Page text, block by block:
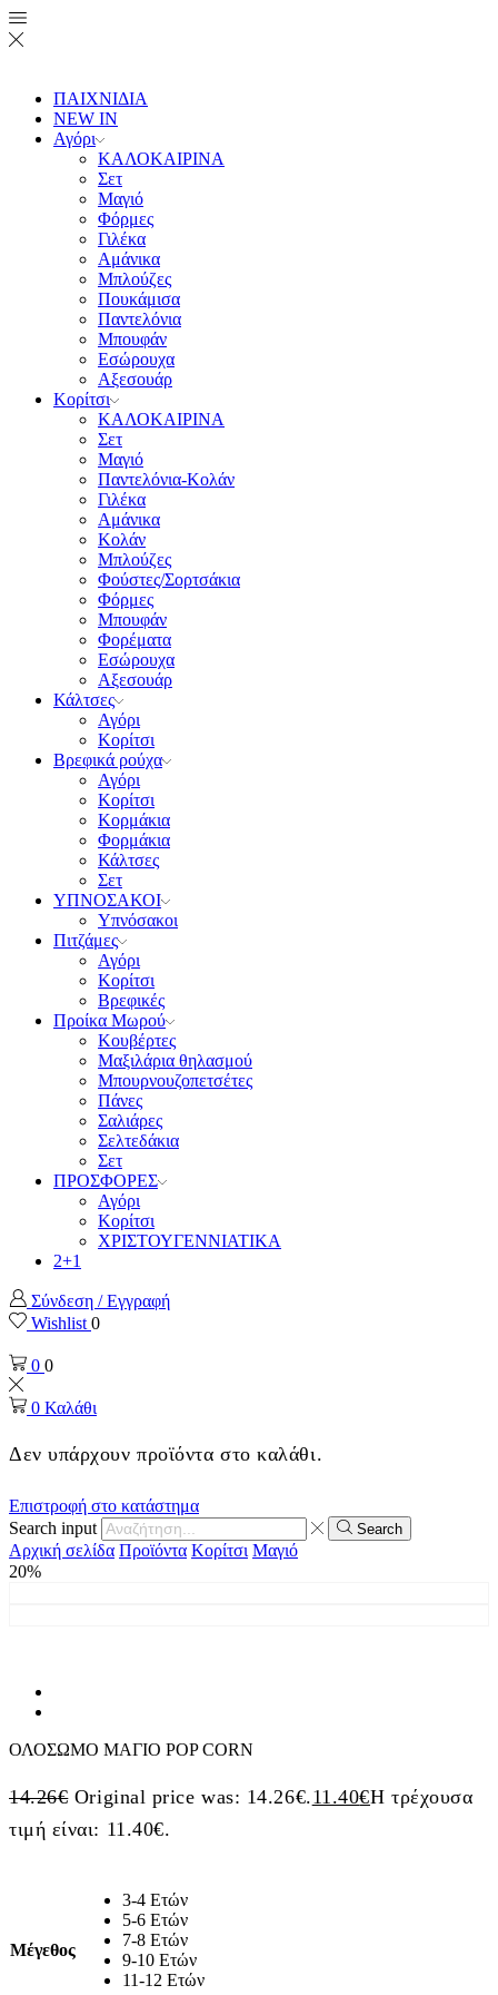
ΠΑΙΧΝΙΔΙΑ
NEW IN
Αγόρι
ΚΑΛΟΚΑΙΡΙΝΑ
Σετ
Μαγιό
Φόρμες
Γιλέκα
Αμάνικα
Μπλούζες
Πουκάμισα
Παντελόνια
Μπουφάν
Εσώρουχα
Αξεσουάρ
Κορίτσι
ΚΑΛΟΚΑΙΡΙΝΑ
Σετ
Μαγιό
Παντελόνια-Κολάν
Γιλέκα
Αμάνικα
Κολάν
Μπλούζες
Φούστες/Σορτσάκια
Φόρμες
Μπουφάν
Φορέματα
Εσώρουχα
Αξεσουάρ
Κάλτσες
Αγόρι
Κορίτσι
Βρεφικά ρούχα
Αγόρι
Κορίτσι
Κορμάκια
Φορμάκια
Κάλτσες
Σετ
ΥΠΝΟΣΑΚΟΙ
Υπνόσακοι
Πιτζάμες
Αγόρι
Κορίτσι
Βρεφικές
Προίκα Μωρού
Κουβέρτες
Μαξιλάρια θηλασμού
Μπουρνουζοπετσέτες
Πάνες
Σαλιάρες
Σελτεδάκια
Σετ
ΠΡΟΣΦΟΡΕΣ
Αγόρι
Κορίτσι
ΧΡΙΣΤΟΥΓΕΝΝΙΑΤΙΚΑ
2+1
Σύνδεση / Εγγραφή
Wishlist 0
0 0
0 Καλάθι
Δεν υπάρχουν προϊόντα στο καλάθι.
Επιστροφή στο κατάστημα
Search input
Search
Αρχική σελίδα Προϊόντα Κορίτσι Μαγιό
20%
ΟΛΟΣΩΜΟ ΜΑΓΙΟ POP CORN
14.26€ Original price was: 14.26€.11.40€Η τρέχουσα
τιμή είναι: 11.40€.
Μέγεθος
3-4 Ετών
5-6 Ετών
7-8 Ετών
9-10 Ετών
11-12 Ετών